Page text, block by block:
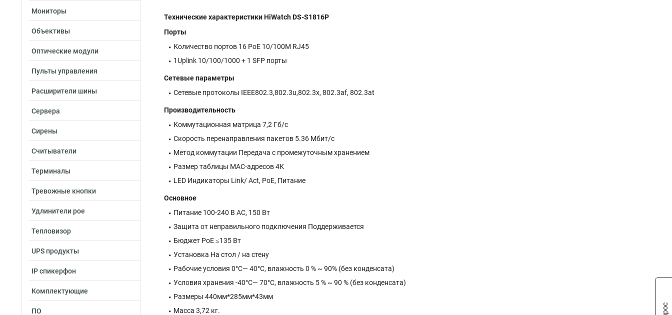
Мониторы
Объективы
Оптические модули
Пульты управления
Расширители шины
Сервера
Сирены
Считыватели
Терминалы
Тревожные кнопки
Удлинители poe
Тепловизор
UPS продукты
IP спикерфон
Комплектующие
ПО
Технические характеристики HiWatch DS-S1816P
Порты
Количество портов 16 PoE 10/100M RJ45
1Uplink 10/100/1000 + 1 SFP порты
Сетевые параметры
Сетевые протоколы IEEE802.3,802.3u,802.3x, 802.3af, 802.3at
Производительность
Коммутационная матрица 7,2 Гб/с
Скорость перенаправления пакетов 5.36 Мбит/с
Метод коммутации Передача с промежуточным хранением
Размер таблицы MAC-адресов 4К
LED Индикаторы Link/ Act, PoE, Питание
Основное
Питание 100-240 B AC, 150 Вт
Защита от неправильного подключения Поддерживается
Бюджет PoE ≤135 Вт
Установка На стол / на стену
Рабочие условия 0°C— 40°C, влажность 0 % ~ 90% (без конденсата)
Условия хранения -40°C— 70°C, влажность 5 % ~ 90 % (без конденсата)
Размеры 440мм*285мм*43мм
Масса 3,72 кг.